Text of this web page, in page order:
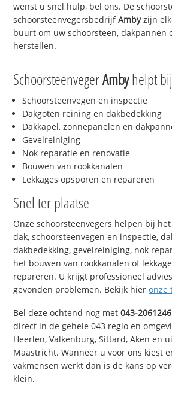
wenst u snel hulp, bel ons. De
schoorsteenvegersbedrijfAmbyzijn
buurt om uw schoorsteen, dakpannen
herstellen.
SchoorsteenvegerAmbyhelpt
Schoorsteenvegen en inspectie
Dakgoten reining en dakbedekking
Dakkapel, zonnepanelen en
Gevelreiniging
Nok reparatie en renovatie
Bouwen van rookkanalen
Lekkages opsporen en repareren
Snel ter plaatse
Onze schoorsteenvegers helpen bij
dak, schoorsteenvegen en inspectie,
dakbedekking, gevelreiniging, nok
het bouwen van rookkanalen of
repareren. U krijgt professioneel
gevonden problemen. Bekijk hieronze
Bel deze ochtend nog met043-2061246
direct in de gehele 043 regio en
Heerlen, Valkenburg, Sittard, Aken en
Maastricht. Wanneer u voor ons kiest
vakmensen werkt dan is de kans op
klein.